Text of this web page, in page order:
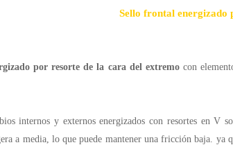
Sello frontal energizado
por resorte de la cara del extremocon
internos y externos energizados con resortes en V
a media, lo que puede mantener una fricción baja.